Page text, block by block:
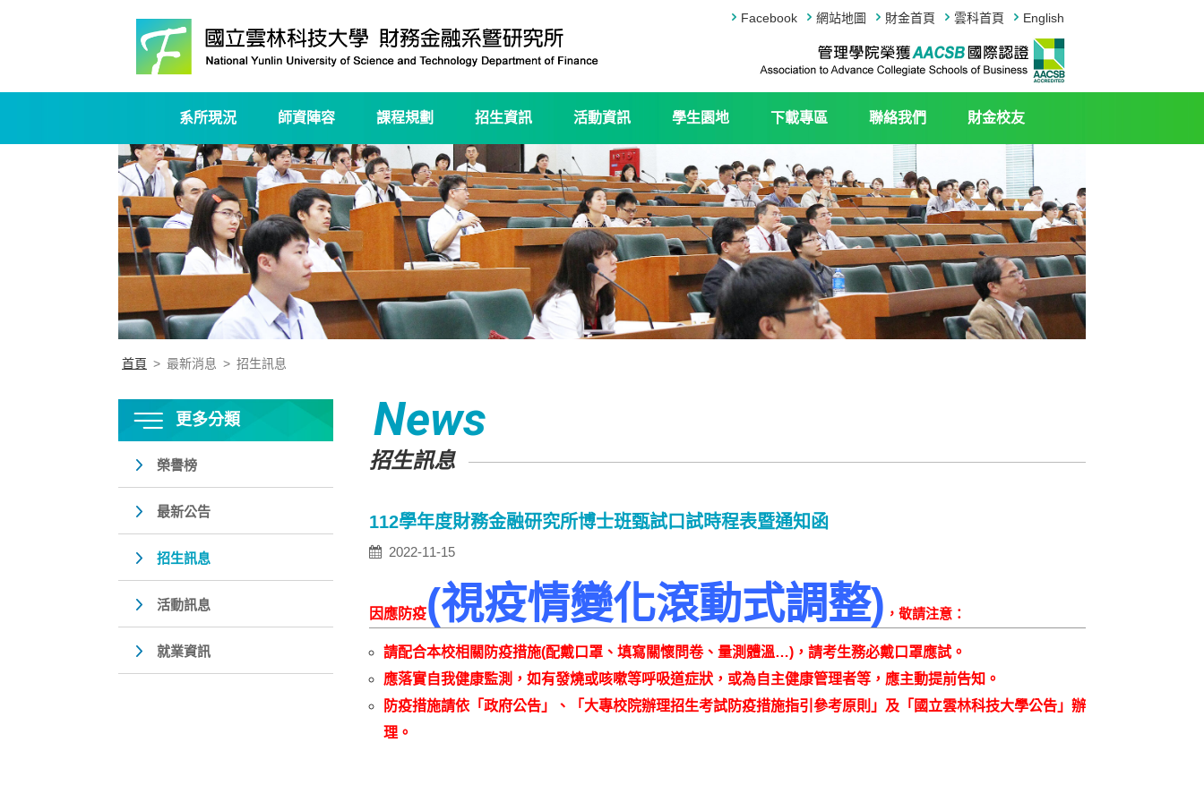
English
雲科首頁
財金首頁
網站地圖
Facebook
系所現況 師資陣容 課程規劃 招生資訊 活動資訊 學生園地 下載專區 聯絡我們 財金校友
首頁 > 最新消息 > 招生訊息
News
招生訊息
112學年度財務金融研究所博士班甄試口試時程表暨通知函
2022-11-15
因應防疫(視疫情變化滾動式調整) ，敬請注意：
請配合本校相關防疫措施(配戴口罩、填寫關懷問卷、量測體溫…) ，請考生務必戴口罩應試。
應落實自我健康監測，如有發燒或咳嗽等呼吸道症狀，或為自主健康管理者等，應主動提前告知。
防疫措施請依 「政府公告」、
「大專校院辦理招生考試防疫措施指引參考原則」及「國立雲林科技大學公告」辦
理。
更多分類
榮譽榜
最新公告
招生訊息
活動訊息
就業資訊